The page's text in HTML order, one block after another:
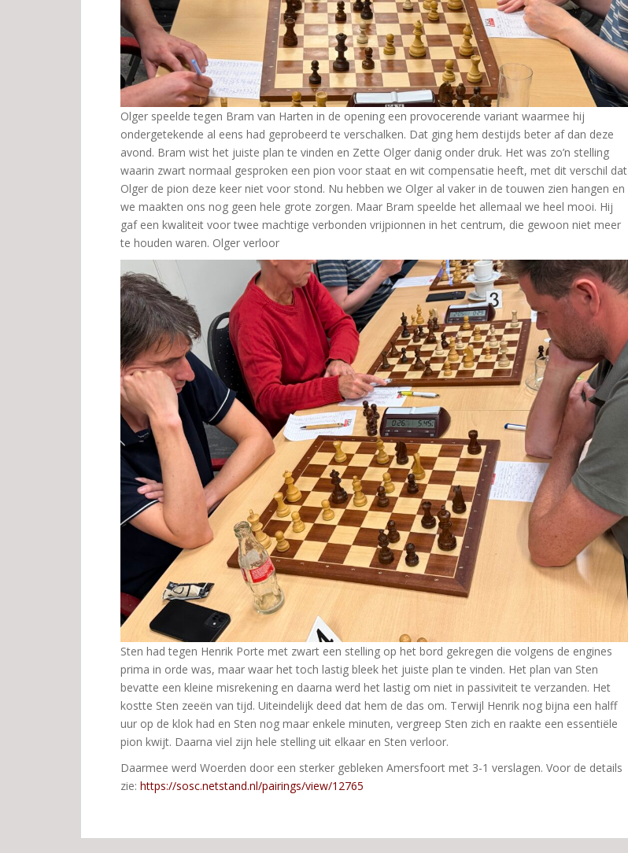
Olger speelde tegen Bram van Harten in de opening een provocerende variant waarmee hij
ondergetekende al eens had geprobeerd te verschalken. Dat ging hem destijds beter af dan deze
avond. Bram wist het juiste plan te vinden en Zette Olger danig onder druk. Het was zo’n stelling
waarin zwart normaal gesproken een pion voor staat en wit compensatie heeft, met dit verschil dat
Olger de pion deze keer niet voor stond. Nu hebben we Olger al vaker in de touwen zien hangen en
we maakten ons nog geen hele grote zorgen. Maar Bram speelde het allemaal we heel mooi. Hij
gaf een kwaliteit voor twee machtige verbonden vrijpionnen in het centrum, die gewoon niet meer
te houden waren. Olger verloor
Sten had tegen Henrik Porte met zwart een stelling op het bord gekregen die volgens de engines
prima in orde was, maar waar het toch lastig bleek het juiste plan te vinden. Het plan van Sten
bevatte een kleine misrekening en daarna werd het lastig om niet in passiviteit te verzanden. Het
kostte Sten zeeën van tijd. Uiteindelijk deed dat hem de das om. Terwijl Henrik nog bijna een halff
uur op de klok had en Sten nog maar enkele minuten, vergreep Sten zich en raakte een essentiële
pion kwijt. Daarna viel zijn hele stelling uit elkaar en Sten verloor.
Daarmee werd Woerden door een sterker gebleken Amersfoort met 3-1 verslagen. Voor de details
zie: https://sosc.netstand.nl/pairings/view/12765